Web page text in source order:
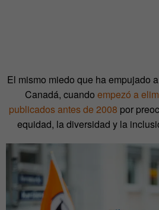
El mismo miedo que ha empujado
Canadá, cuando empezó a
publicados antes de 2008 por
equidad, la diversidad y la